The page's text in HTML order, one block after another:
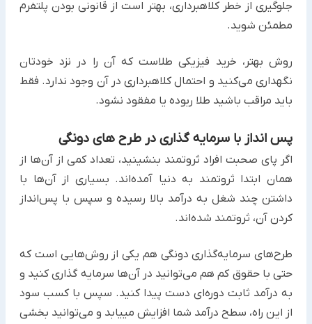
جلوگیری از خطر کلاهبرداری، بهتر است از قانونی بودن پلتفرم
مطمئن شوید.
روش بهتر، خرید فیزیکی طلاست که آن را در نزد خودتان
نگهداری می‌کنید و احتمال کلاهبرداری در آن وجود ندارد. فقط
باید مراقب باشید طلا ربوده یا مفقود نشود.
پس انداز با سرمایه گذاری در طرح های دونگی
اگر پای صحبت افراد ثروتمند بنشینید، تعداد کمی از آن‌ها از
همان ابتدا ثروتمند به دنیا آمده‌اند. بسیاری از آن‌ها با
داشتن چند شغل به درآمد بالا رسیده و سپس با پس‌انداز
کردن آن، ثروتمند شده‌اند.
طرح‌های سرمایه‌گذاری دونگی هم یکی از روش‌هایی است که
حتی با حقوق کم هم می‌توانید در آن‌ها سرمایه‎ گذاری کنید و
به درآمد ثابت دوره‌ای دست پیدا کنید. سپس با کسب سود
از این راه‌، سطح درآمد شما افزایش می‎یابد و می‌توانید بخشی